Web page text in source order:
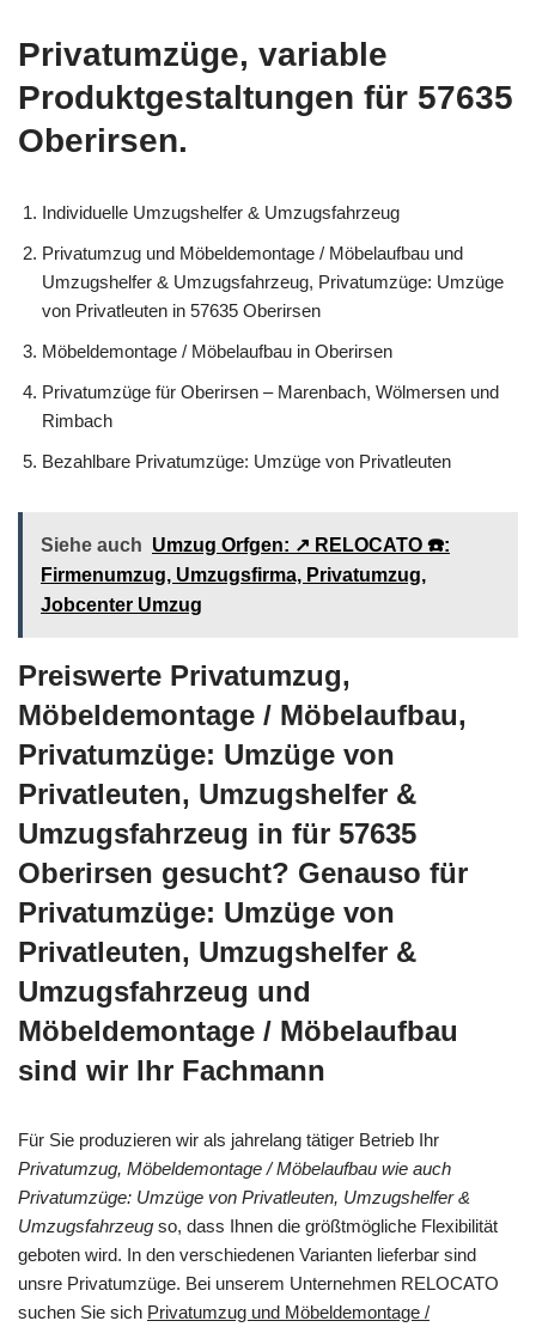
Privatumzüge, variable
Produktgestaltungen für 57635
Oberirsen.
Individuelle Umzugshelfer & Umzugsfahrzeug
Privatumzug und Möbeldemontage / Möbelaufbau und
Umzugshelfer & Umzugsfahrzeug, Privatumzüge: Umzüge
von Privatleuten in 57635 Oberirsen
Möbeldemontage / Möbelaufbau in Oberirsen
Privatumzüge für Oberirsen – Marenbach, Wölmersen und
Rimbach
Bezahlbare Privatumzüge: Umzüge von Privatleuten
Siehe auch Umzug Orfgen: ↗️ RELOCATO ☎️:
Firmenumzug, Umzugsfirma, Privatumzug,
Jobcenter Umzug
Preiswerte Privatumzug,
Möbeldemontage / Möbelaufbau,
Privatumzüge: Umzüge von
Privatleuten, Umzugshelfer &
Umzugsfahrzeug in für 57635
Oberirsen gesucht? Genauso für
Privatumzüge: Umzüge von
Privatleuten, Umzugshelfer &
Umzugsfahrzeug und
Möbeldemontage / Möbelaufbau
sind wir Ihr Fachmann
Für Sie produzieren wir als jahrelang tätiger Betrieb Ihr
Privatumzug, Möbeldemontage / Möbelaufbau wie auch
Privatumzüge: Umzüge von Privatleuten, Umzugshelfer &
Umzugsfahrzeug so, dass Ihnen die größtmögliche Flexibilität
geboten wird. In den verschiedenen Varianten lieferbar sind
unsre Privatumzüge. Bei unserem Unternehmen RELOCATO
suchen Sie sich Privatumzug und Möbeldemontage /